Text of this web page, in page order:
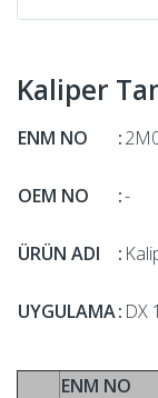
Kaliper
ENM NO :
OEM NO :-
ÜRÜN ADI :
UYGULAMA: DX
ENM NO